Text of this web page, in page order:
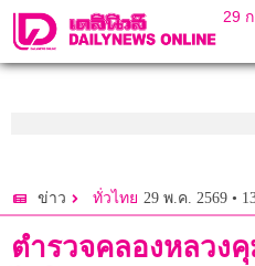
29
ข่าว ทั่วไทย 29 พ.ค. 2569 •
ตำรวจคลองหลวง